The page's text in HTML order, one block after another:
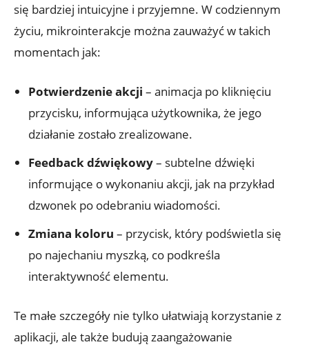
się bardziej intuicyjne i przyjemne. W codziennym
życiu, mikrointerakcje można zauważyć w takich
momentach jak:
Potwierdzenie akcji – animacja po kliknięciu
przycisku, informująca użytkownika, że jego
działanie zostało zrealizowane.
Feedback dźwiękowy– subtelne dźwięki
informujące o wykonaniu akcji, jak na przykład
dzwonek po odebraniu wiadomości.
Zmiana koloru – przycisk, który podświetla się
po najechaniu myszką, co podkreśla
interaktywność elementu.
Te małe szczegóły nie tylko ułatwiają korzystanie z
aplikacji, ale także budują zaangażowanie